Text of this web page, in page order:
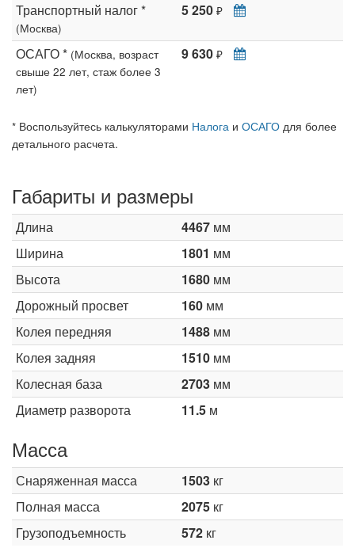
Транспортный налог *
(Москва)
5 250 ₽
ОСАГО * (Москва, возраст
свыше 22 лет, стаж более 3
лет)
9 630 ₽
* Воспользуйтесь калькуляторами Налога и ОСАГО для более
детального расчета.
Габариты и размеры
Длина 4467 мм
Ширина
1801 мм
Высота
1680 мм
Дорожный просвет
160 мм
Колея передняя
1488 мм
Колея задняя
1510 мм
Колесная база
2703 мм
Диаметр разворота
11.5 м
Масса
Снаряженная масса 1503 кг
Полная масса
2075 кг
Грузоподъемность
572 кг